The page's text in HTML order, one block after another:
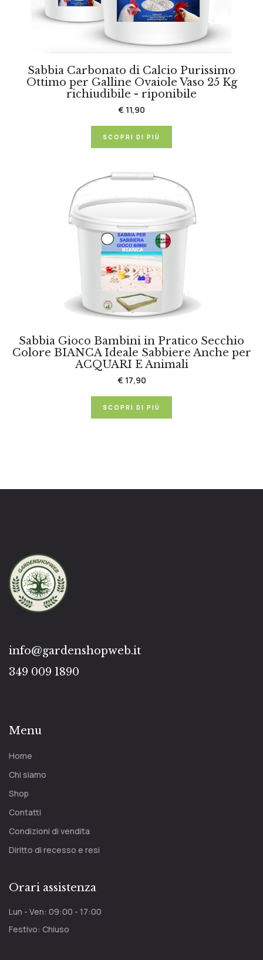
Sabbia Carbonato di Calcio Purissimo
Ottimo per Galline Ovaiole Vaso 25 Kg
richiudibile - riponibile
€ 11,90
SCOPRI DI PIÙ
Sabbia Gioco Bambini in Pratico Secchio
Colore BIANCA Ideale Sabbiere Anche per
ACQUARI E Animali
€ 17,90
SCOPRI DI PIÙ
info@gardenshopweb.it
349 009 1890
Menu
Home
Chi siamo
Shop
Contatti
Condizioni di vendita
Diritto di recesso e resi
Orari assistenza
Lun - Ven: 09:00 - 17:00
Festivo: Chiuso